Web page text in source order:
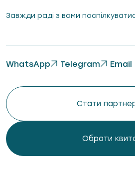
Завжди раді з вами
WhatsApp Telegram Email
Стати
Обрати